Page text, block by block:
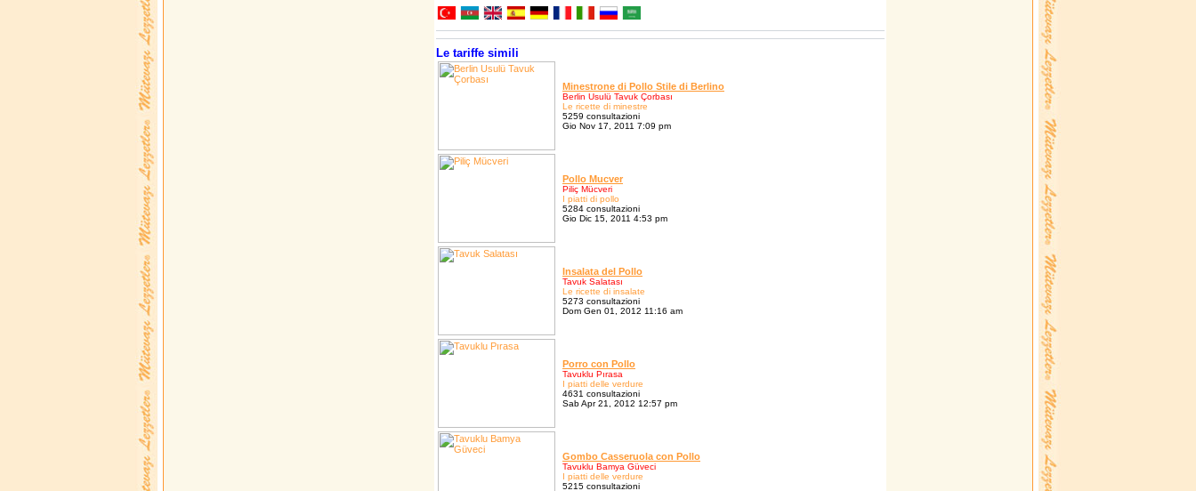
Le tariffe simili
Minestrone di Pollo Stile di Berlino
Berlin Usulü Tavuk Çorbası
Le ricette di minestre
5259 consultazioni
Gio Nov 17, 2011 7:09 pm
Pollo Mucver
Piliç Mücveri
I piatti di pollo
5284 consultazioni
Gio Dic 15, 2011 4:53 pm
Insalata del Pollo
Tavuk Salatası
Le ricette di insalate
5273 consultazioni
Dom Gen 01, 2012 11:16 am
Porro con Pollo
Tavuklu Pırasa
I piatti delle verdure
4631 consultazioni
Sab Apr 21, 2012 12:57 pm
Gombo Casseruola con Pollo
Tavuklu Bamya Güveci
I piatti delle verdure
5215 consultazioni